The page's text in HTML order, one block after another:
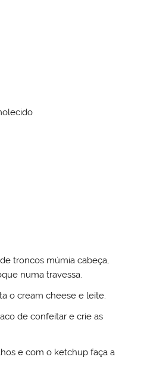
troncos múmia cabeça,
numa travessa.
o cream cheese e leite.
de confeitar e crie as
e com o ketchup faça a